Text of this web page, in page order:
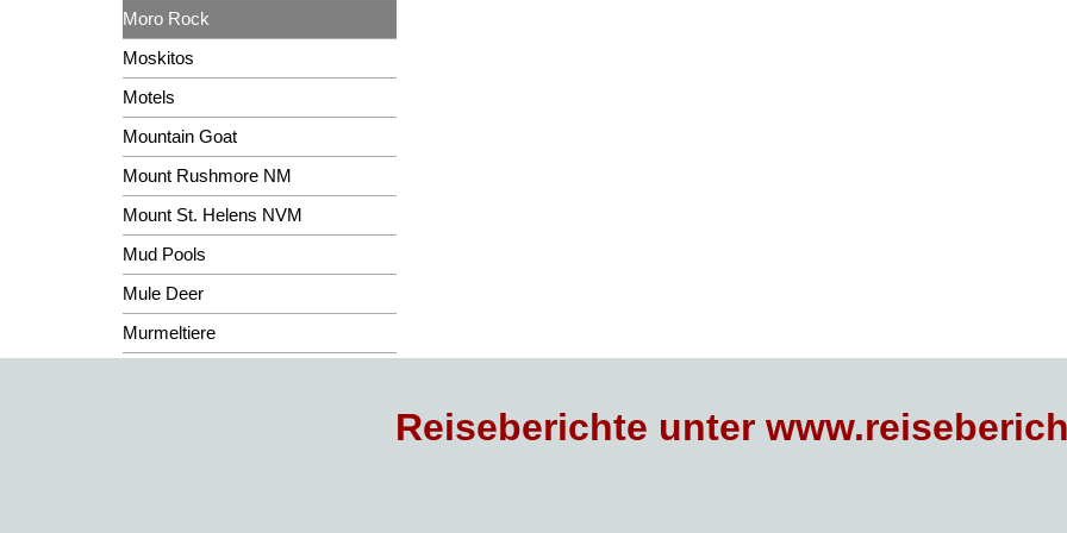
Moro Rock
Moskitos
Motels
Mountain Goat
Mount Rushmore NM
Mount St. Helens NVM
Mud Pools
Mule Deer
Murmeltiere
Reiseberichte unter